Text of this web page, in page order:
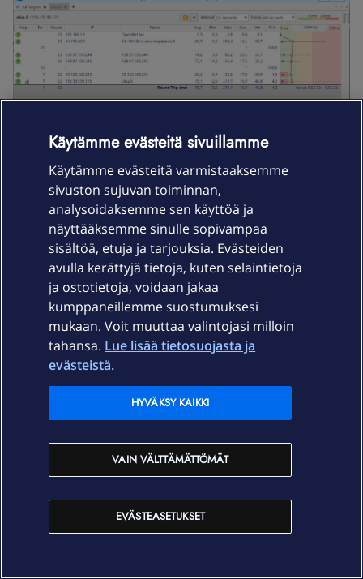
Burnett
Nyt kun kokeilit toisella modeemilla niin oliko
sillä vaikutusta?
Ei. Samoissa lukemissa silläkin.
Käytämme evästeitä sivuillamme
Käytämme evästeitä varmistaaksemme
sivuston sujuvan toiminnan,
analysoidaksemme sen käyttöä ja
näyttääksemme sinulle sopivampaa
sisältöä, etuja ja tarjouksia. Evästeiden
avulla kerättyjä tietoja, kuten selaintietoja
ja ostotietoja, voidaan jakaa
kumppaneillemme suostumuksesi
mukaan. Voit muuttaa valintojasi milloin
tahansa. Lue lisää tietosuojasta ja
evästeistä.
EVÄSTEASETUKSET
VAIN VÄLTTÄMÄTTÖMÄT
HYVÄKSY KAIKKI